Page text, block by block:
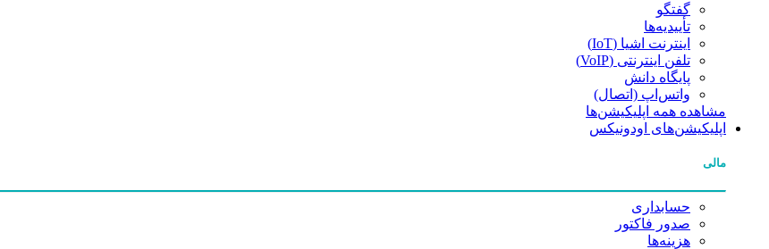
گفتگو
تأییدیه‌ها
اینترنت اشیا (IoT)
تلفن اینترنتی (VoIP)
پایگاه دانش
واتس‌اپ (اتصال)
مشاهده همه اپلیکیشن‌ها
اپلیکیشن‌های اودونیکس
مالی
حسابداری
صدور فاکتور
هزینه‌ها